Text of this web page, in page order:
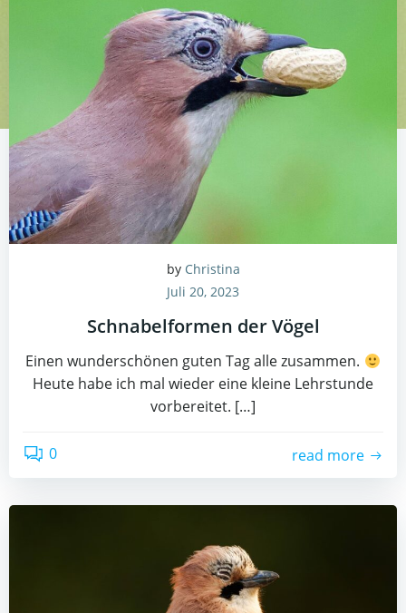
by Christina
Juli 20, 2023
Schnabelformen der Vögel
Einen wunderschönen guten Tag alle zusammen.
Heute habe ich mal wieder eine kleine Lehrstunde
vorbereitet. […]
0 read more